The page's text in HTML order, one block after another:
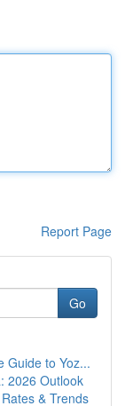
Report Page
Go
Guide to Yoz...
2026 Outlook
& Trends